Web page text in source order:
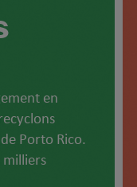
en
Porto Rico.
milliers